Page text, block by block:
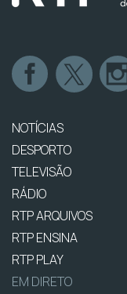
NOTÍCIAS
DESPORTO
TELEVISÃO
RÁDIO
RTP ARQUIVOS
RTP ENSINA
RTP PLAY
EM DIRETO